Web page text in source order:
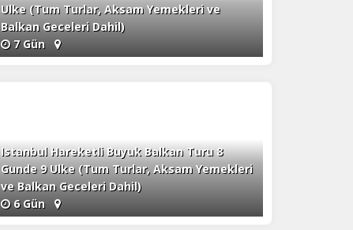
Ulke (Tum Turlar, Aksam Yemekleri ve
Balkan Geceleri Dahil)
7 Gün
Istanbul Hareketli Buyuk Balkan Turu 8
Gunde 9 Ulke (Tum Turlar, Aksam Yemekleri
ve Balkan Geceleri Dahil)
6 Gün